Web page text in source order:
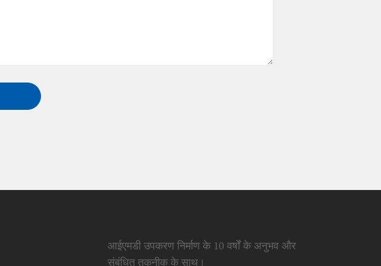
आईएमडी उपकरण निर्माण के 10 वर्षों के अनुभव और
संबंधित तकनीक के साथ।